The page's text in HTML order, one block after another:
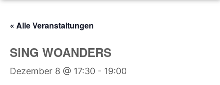
« Alle Veranstaltungen
SING WOANDERS
Dezember 8 @ 17:30 - 19:00